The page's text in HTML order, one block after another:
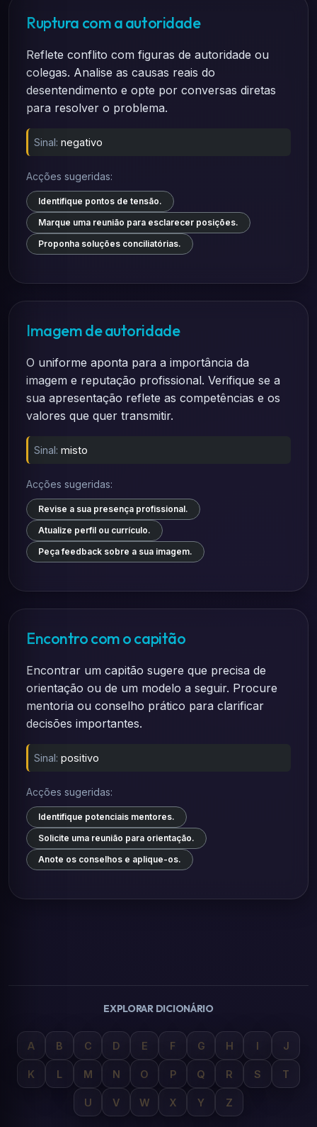
Ruptura com a autoridade
Reflete conflito com figuras de autoridade ou
colegas. Analise as causas reais do
desentendimento e opte por conversas diretas
para resolver o problema.
Sinal: negativo
Acções sugeridas:
Identifique pontos de tensão.
Marque uma reunião para esclarecer posições.
Proponha soluções conciliatórias.
Imagem de autoridade
O uniforme aponta para a importância da
imagem e reputação profissional. Verifique se a
sua apresentação reflete as competências e os
valores que quer transmitir.
Sinal: misto
Acções sugeridas:
Revise a sua presença profissional.
Atualize perfil ou currículo.
Peça feedback sobre a sua imagem.
Encontro com o capitão
Encontrar um capitão sugere que precisa de
orientação ou de um modelo a seguir. Procure
mentoria ou conselho prático para clarificar
decisões importantes.
Sinal: positivo
Acções sugeridas:
Identifique potenciais mentores.
Solicite uma reunião para orientação.
Anote os conselhos e aplique-os.
EXPLORAR DICIONÁRIO
A B C D E F G H I J
K L M N O P Q R S T
U V W X Y Z